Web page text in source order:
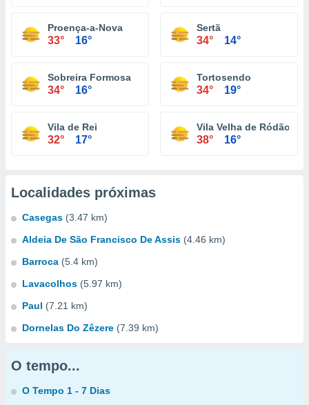
Proença-a-Nova
33° 16°
Sertã
34° 14°
Sobreira Formosa
34° 16°
Tortosendo
34° 19°
Vila de Rei
32° 17°
Vila Velha de Ródão
38° 16°
Localidades próximas
Casegas (3.47 km)
Aldeia De São Francisco De Assis (4.46 km)
Barroca (5.4 km)
Lavacolhos (5.97 km)
Paul (7.21 km)
Dornelas Do Zêzere (7.39 km)
O tempo...
O Tempo 1 - 7 Dias